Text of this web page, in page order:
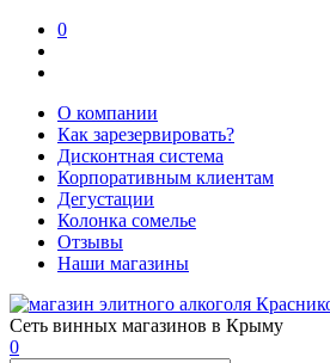
0
О компании
Как зарезервировать?
Дисконтная система
Корпоративным клиентам
Дегустации
Колонка сомелье
Отзывы
Наши магазины
Сеть винных магазинов в Крыму
0